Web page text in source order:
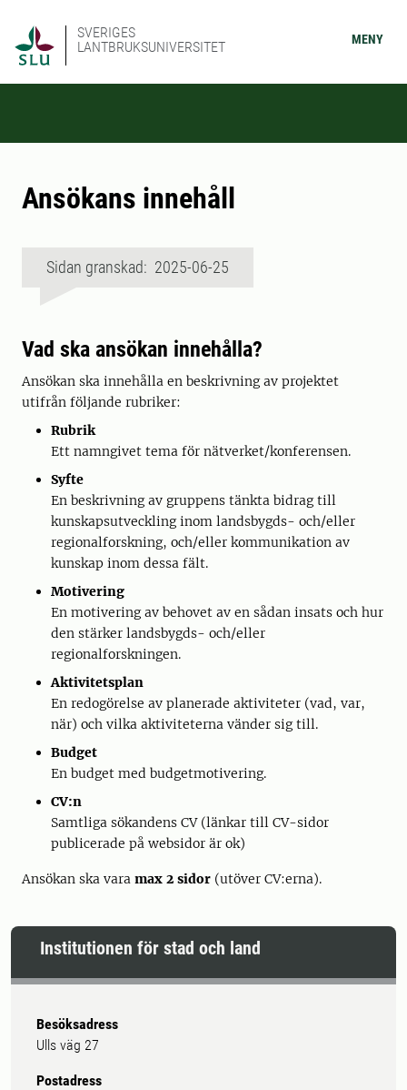
SVERIGES
LANTBRUKSUNIVERSITET
MENY
Ansökans innehåll
Sidan granskad: 2025-06-25
Vad ska ansökan innehålla?
Ansökan ska innehålla en beskrivning av projektet
utifrån följande rubriker:
Rubrik
Ett namngivet tema för nätverket/konferensen.
Syfte
En beskrivning av gruppens tänkta bidrag till
kunskapsutveckling inom landsbygds- och/eller
regionalforskning, och/eller kommunikation av
kunskap inom dessa fält.
Motivering
En motivering av behovet av en sådan insats och hur
den stärker landsbygds- och/eller
regionalforskningen.
Aktivitetsplan
En redogörelse av planerade aktiviteter (vad, var,
när) och vilka aktiviteterna vänder sig till.
Budget
En budget med budgetmotivering.
CV:n
Samtliga sökandens CV (länkar till CV-sidor
publicerade på websidor är ok)
Ansökan ska vara max 2 sidor (utöver CV:erna).
Institutionen för stad och land
Besöksadress
Ulls väg 27
Postadress